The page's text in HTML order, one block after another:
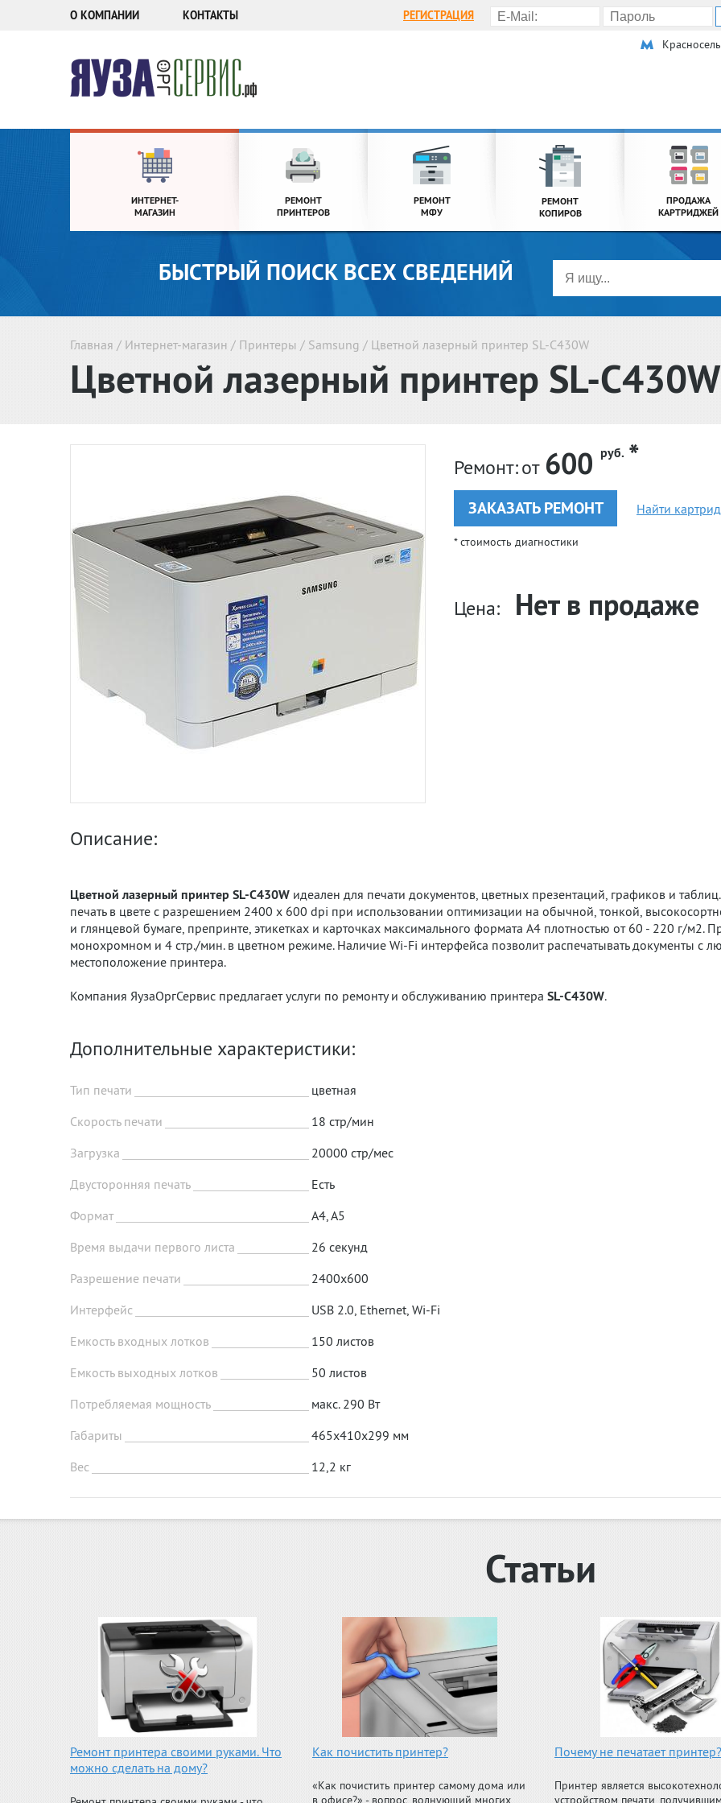
О КОМПАНИИ КОНТАКТЫ
РЕГИСТРАЦИЯ
ИНТЕРНЕТ-
МАГАЗИН
РЕМОНТ
ПРИНТЕРОВ
РЕМОНТ
МФУ
РЕМОНТ
КОПИРОВ
ПРОДАЖА
КАРТРИДЖЕЙ
БЫСТРЫЙ ПОИСК ВСЕХ СВЕДЕНИЙ
Главная / Интернет-магазин / Принтеры / Samsung / Цветной лазерный принтер SL-C430W
Цветной лазерный принтер SL-C430W
Ремонт:от 600 руб.
ЗАКАЗАТЬ РЕМОНТ Найти
* стоимость диагностики
Цена: Нет в продаже
Описание:
Цветной лазерный принтер SL-C430W идеален для печати документов, цветных презентаций, графиков и
печать в цвете с разрешением 2400 x 600 dpi при использовании оптимизации на обычной, тонкой,
и глянцевой бумаге, препринте, этикетках и карточках максимального формата A4 плотностью от 60 - 220 г/м2.
монохромном и 4 стр./мин. в цветном режиме. Наличие Wi-Fi интерфейса позволит распечатывать документы с
местоположение принтера.
Компания ЯузаОргСервис предлагает услуги по ремонту и обслуживанию принтера SL-C430W.
Дополнительные характеристики:
Тип печати
цветная
Скорость печати
18 стр/мин
Загрузка
20000 стр/мес
Двусторонняя печать
Есть
Формат
A4, A5
Время выдачи первого листа
26 секунд
Разрешение печати
2400x600
Интерфейс
USB 2.0, Ethernet, Wi-Fi
Емкость входных лотков
150 листов
Емкость выходных лотков
50 листов
Потребляемая мощность
макс. 290 Вт
Габариты
465x410x299 мм
Вес
12,2 кг
Статьи
Ремонт принтера своими руками. Что
можно сделать на дому?
Как почистить принтер?
«Как почистить принтер самому дома или
в офисе?» - вопрос, волнующий многих.
Почему не печатает принтер?
Принтер является
устройством печати,